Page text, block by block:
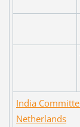
India
Netherlands